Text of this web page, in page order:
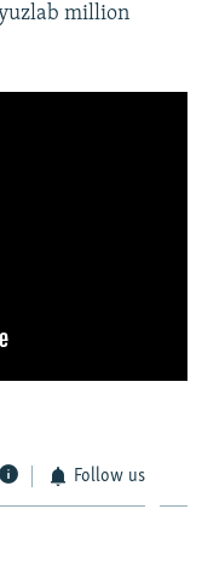
million
Follow us